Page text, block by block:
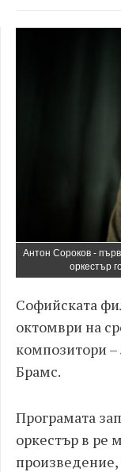
Антон Сороков -
оркестър
Софийската
октомври на
композитори
Брамс.
Програмата
оркестър в ре